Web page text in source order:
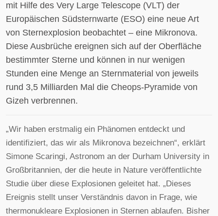
mit Hilfe des Very Large Telescope (VLT) der
Europäischen Südsternwarte (ESO) eine neue Art
von Sternexplosion beobachtet – eine Mikronova.
Diese Ausbrüche ereignen sich auf der Oberfläche
bestimmter Sterne und können in nur wenigen
Stunden eine Menge an Sternmaterial von jeweils
rund 3,5 Milliarden Mal die Cheops-Pyramide von
Gizeh verbrennen.
„Wir haben erstmalig ein Phänomen entdeckt und
identifiziert, das wir als Mikronova bezeichnen“, erklärt
Simone Scaringi, Astronom an der Durham University in
Großbritannien, der die heute in Nature veröffentlichte
Studie über diese Explosionen geleitet hat. „Dieses
Ereignis stellt unser Verständnis davon in Frage, wie
thermonukleare Explosionen in Sternen ablaufen. Bisher